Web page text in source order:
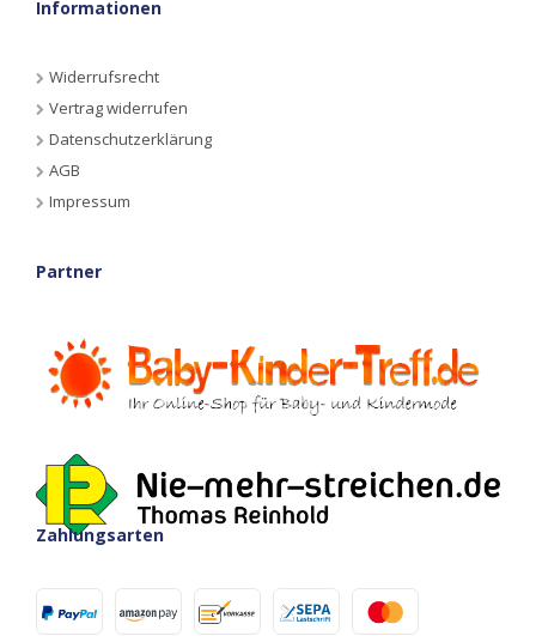
Informationen
Widerrufsrecht
Vertrag widerrufen
Datenschutzerklärung
AGB
Impressum
Partner
Zahlungsarten